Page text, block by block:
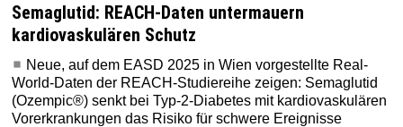
Semaglutid: REACH-Daten untermauern
kardiovaskulären Schutz
Neue, auf dem EASD 2025 in Wien vorgestellte Real-
World-Daten der REACH-Studiereihe zeigen: Semaglutid
(Ozempic®) senkt bei Typ-2-Diabetes mit kardiovaskulären
Vorerkrankungen das Risiko für schwere Ereignisse